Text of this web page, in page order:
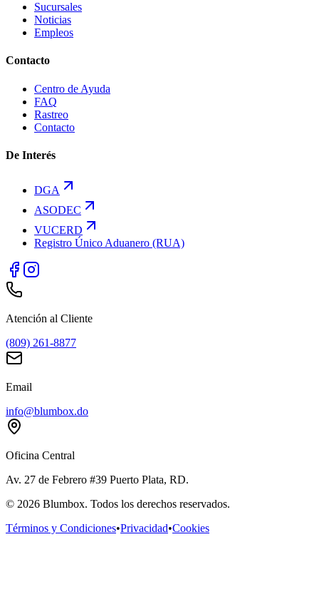
Sucursales
Noticias
Empleos
Contacto
Centro de Ayuda
FAQ
Rastreo
Contacto
De Interés
DGA
ASODEC
VUCERD
Registro Único Aduanero (RUA)
Atención al Cliente
(809) 261-8877
Email
info@blumbox.do
Oficina Central
Av. 27 de Febrero #39 Puerto Plata, RD.
© 2026 Blumbox. Todos los derechos reservados.
Términos y Condiciones•Privacidad•Cookies